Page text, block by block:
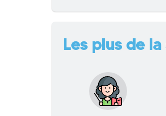
Les plus de